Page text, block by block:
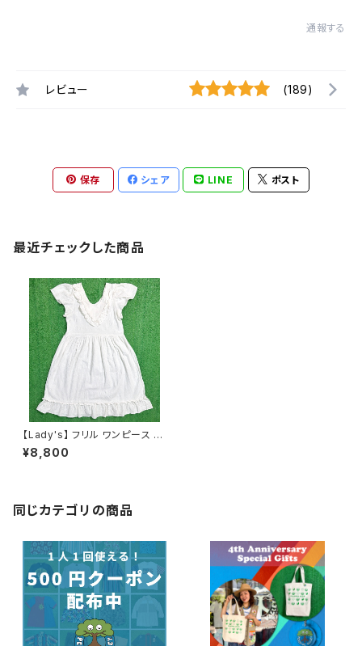
通報する
レビュー (189)
保存 シェア LINE ポスト
最近チェックした商品
【Lady's】 フリル ワンピース /
ワンピ レディース 古着 白 N01
019
¥8,800
同じカテゴリの商品